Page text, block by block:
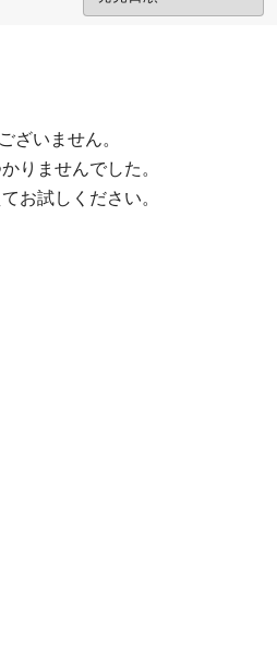
ざいません。
てお試しください。